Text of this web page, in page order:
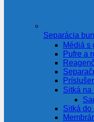
Separácia
Médiá s
Pufre a
Sitká na
Sitká do